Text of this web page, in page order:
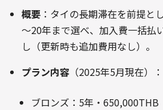
概要 ：タイの長期滞在を前提と
～20年まで選べ、加入費一括払
し（更新時も追加費用なし） 。
プラン内容 （2025年5月現在）：
ブロンズ：5年・650,000THB